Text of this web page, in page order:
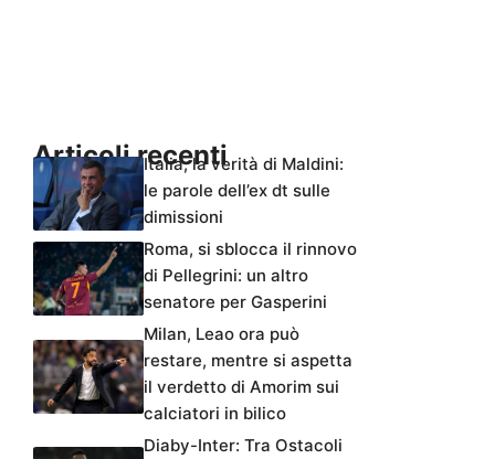
Articoli recentiItalia, la verità di Maldini:
le parole dell’ex dt sulle
dimissioni
Roma, si sblocca il rinnovo
di Pellegrini: un altro
senatore per Gasperini
Milan, Leao ora può
restare, mentre si aspetta
il verdetto di Amorim sui
calciatori in bilico
Diaby-Inter: Tra Ostacoli